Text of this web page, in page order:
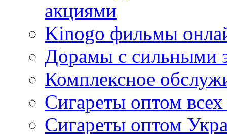
акциями
Kinogo фильмы
Дорамы с сильными
Комплексное
Сигареты оптом
Сигареты оптом